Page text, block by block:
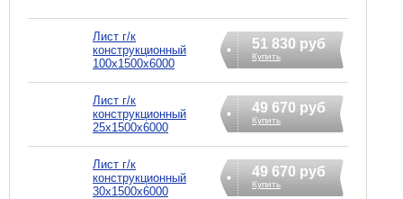
Лист г/к
конструкционный
100х1500х6000
51 830 руб
Купить
Лист г/к
конструкционный
25х1500х6000
49 670 руб
Купить
Лист г/к
конструкционный
30х1500х6000
49 670 руб
Купить